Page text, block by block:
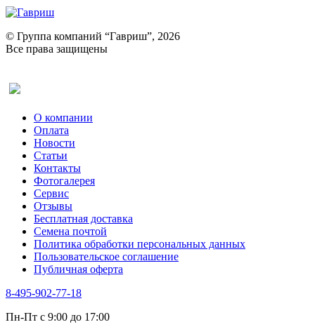
© Группа компаний “Гавриш”, 2026
Все права защищены
О компании
Оплата
Новости
Статьи
Контакты
Фотогалерея​
Сервис
Отзывы
Бесплатная доставка
Семена почтой
Политика обработки персональных данных
Пользовательское соглашение
Публичная оферта
8-495-902-77-18
Пн-Пт с 9:00 до 17:00